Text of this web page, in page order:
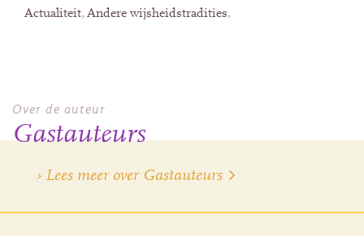
Actualiteit Andere wijsheidstradities
Over de auteur
Gastauteurs
› Lees meer over Gastauteurs